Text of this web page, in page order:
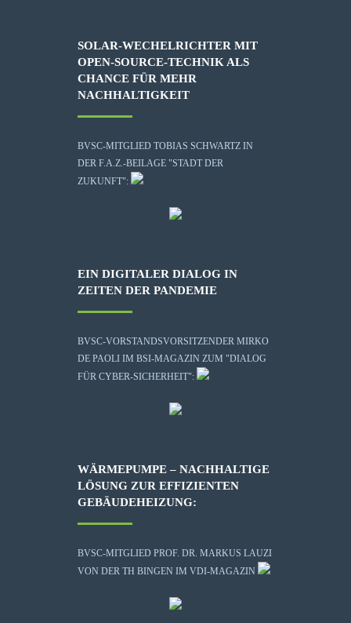
SOLAR-WECHELRICHTER MIT
OPEN-SOURCE-TECHNIK ALS
CHANCE FÜR MEHR
NACHHALTIGKEIT
BVSC-MITGLIED TOBIAS SCHWARTZ IN
DER F.A.Z.-BEILAGE "STADT DER
ZUKUNFT":
EIN DIGITALER DIALOG IN
ZEITEN DER PANDEMIE
BVSC-VORSTANDSVORSITZENDER MIRKO
DE PAOLI IM BSI-MAGAZIN ZUM "DIALOG
FÜR CYBER-SICHERHEIT":
WÄRMEPUMPE – NACHHALTIGE
LÖSUNG ZUR EFFIZIENTEN
GEBÄUDEHEIZUNG:
BVSC-MITGLIED PROF. DR. MARKUS LAUZI
VON DER TH BINGEN IM VDI-MAGAZIN